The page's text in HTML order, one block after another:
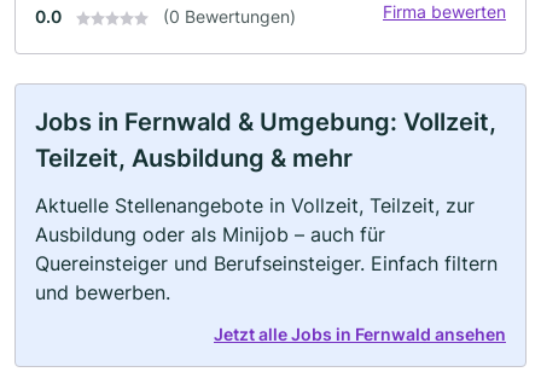
0.0 (0 Bewertungen) Firma bewerten
Jobs in Fernwald & Umgebung: Vollzeit,
Teilzeit, Ausbildung & mehr
Aktuelle Stellenangebote in Vollzeit, Teilzeit, zur
Ausbildung oder als Minijob – auch für
Quereinsteiger und Berufseinsteiger. Einfach filtern
und bewerben.
Jetzt alle Jobs in Fernwald ansehen